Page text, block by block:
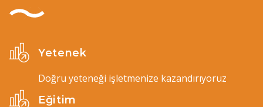
Yetenek
Doğru yeteneği işletmenize kazandırıyoruz
Eğitim